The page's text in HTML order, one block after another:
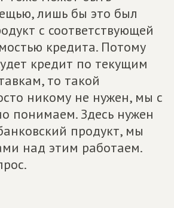
лишь бы это был
с соответствующей
кредита. Потому
кредит по текущим
то такой
никому не нужен, мы с
понимаем. Здесь нужен
продукт, мы
над этим работаем.